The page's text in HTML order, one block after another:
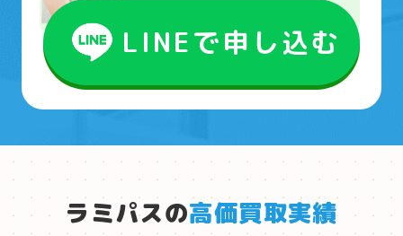
LINEで申し込む
ラミパスの高価買取実績